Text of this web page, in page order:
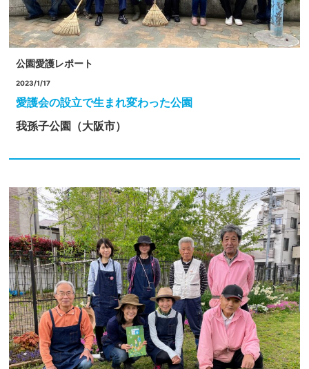
公園愛護レポート
2023/1/17
愛護会の設立で生まれ変わった公園
我孫子公園（大阪市）